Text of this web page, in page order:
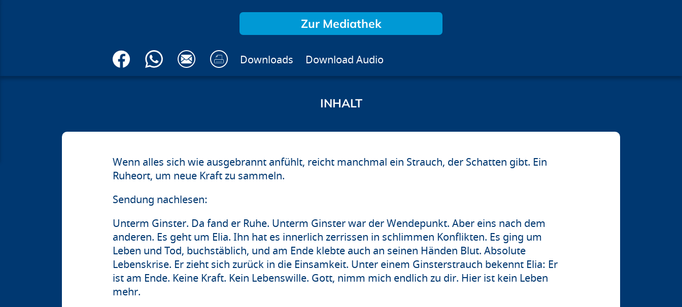
Zur Mediathek
Downloads Download Audio
Wenn alles sich wie ausgebrannt anfühlt, reicht manchmal ein Strauch, der Schatten gibt. Ein
Ruheort, um neue Kraft zu sammeln.
Sendung nachlesen:
Unterm Ginster. Da fand er Ruhe. Unterm Ginster war der Wendepunkt. Aber eins nach dem
anderen. Es geht um Elia. Ihn hat es innerlich zerrissen in schlimmen Konflikten. Es ging um
Leben und Tod, buchstäblich, und am Ende klebte auch an seinen Händen Blut. Absolute
Lebenskrise. Er zieht sich zurück in die Einsamkeit. Unter einem Ginsterstrauch bekennt Elia: Er
ist am Ende. Keine Kraft. Kein Lebenswille. Gott, nimm mich endlich zu dir. Hier ist kein Leben
mehr.